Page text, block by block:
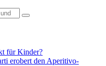
für Kinder?
erobert den Aperitivo-